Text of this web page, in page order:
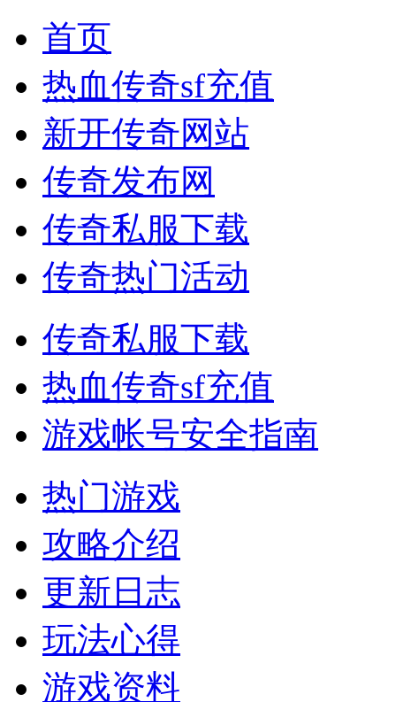
首页
热血传奇sf充值
新开传奇网站
传奇发布网
传奇私服下载
传奇热门活动
传奇私服下载
热血传奇sf充值
游戏帐号安全指南
热门游戏
攻略介绍
更新日志
玩法心得
游戏资料